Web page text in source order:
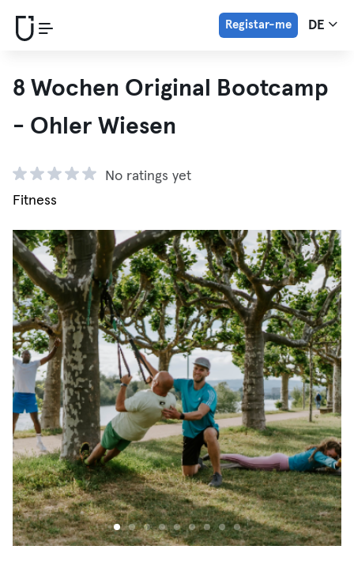
Registar-me DE
8 Wochen Original Bootcamp
- Ohler Wiesen
No ratings yet
Fitness